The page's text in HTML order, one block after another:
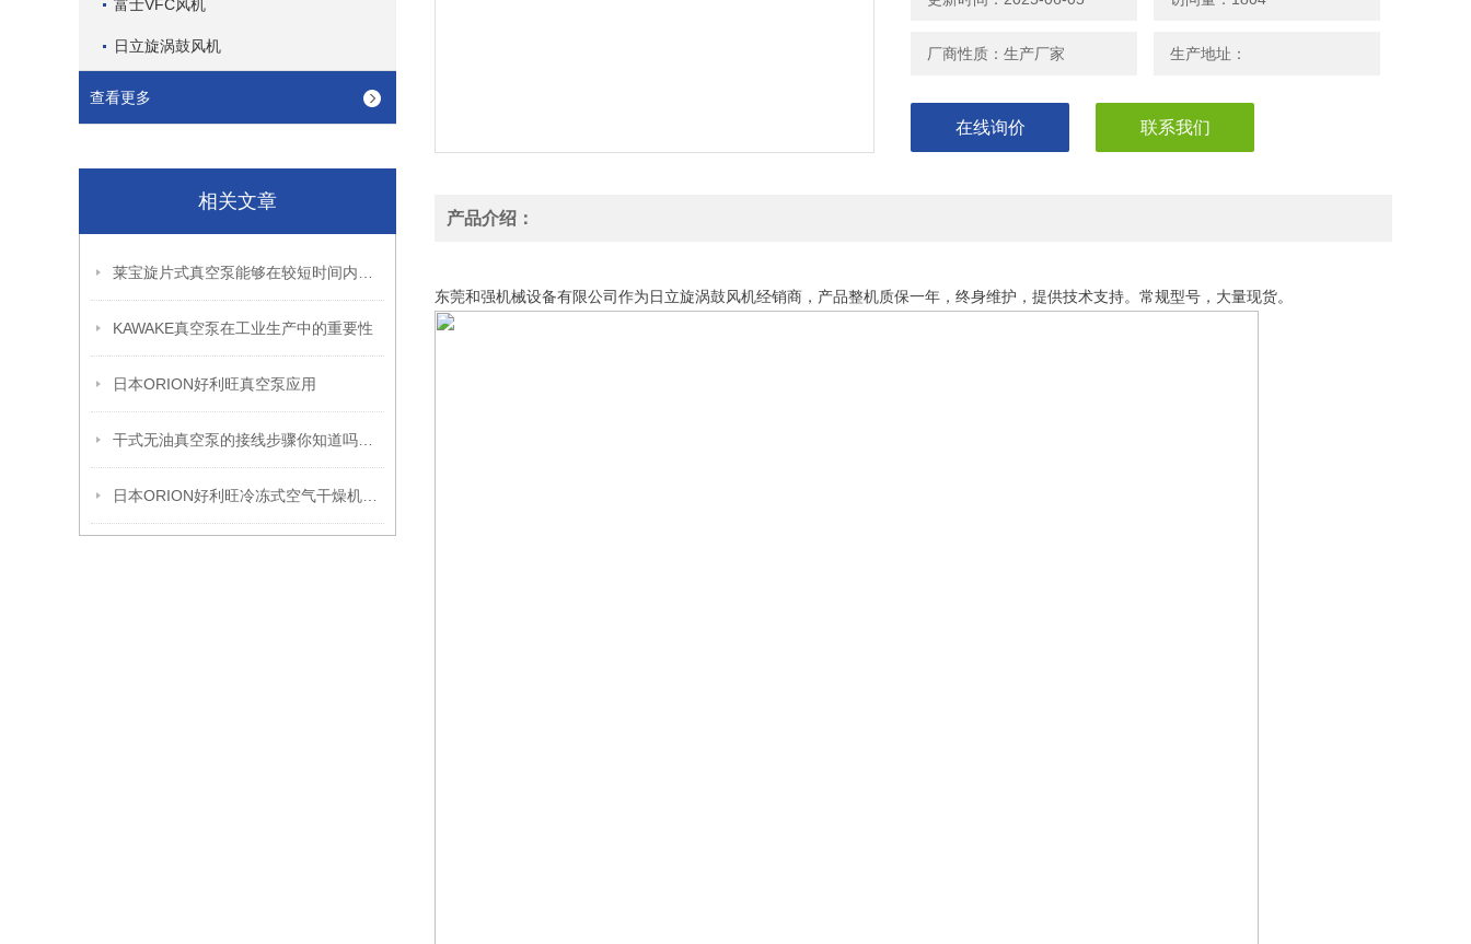
富士VFC风机
日立旋涡鼓风机
查看更多
相关文章
KAWAKE真空泵在工业生产中的重要性
日本ORION好利旺真空泵应用
厂商性质：生产厂家 生产地址：
在线询价 联系我们
产品介绍：
东莞和强机械设备有限公司作为 日立旋涡鼓风机经销商，产品整机质保一年，终身维护，提供技术支持。常规型号，大量现货。